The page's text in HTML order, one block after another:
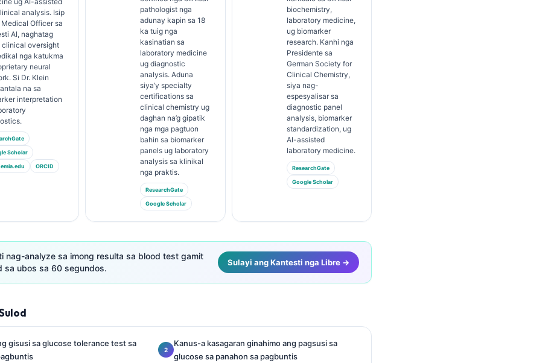
analysis. Isip
Officer sa
AI, naghatag
clinical oversight
nga katukma
neural
Si Dr. Klein
na sa
interpretation
Scholar
ORCID
pathologist nga
adunay kapin sa 18
ka tuig nga
kasinatian sa
laboratory medicine
ug diagnostic
analysis. Aduna
siya’y specialty
certifications sa
clinical chemistry ug
daghan na’g gipatik
nga mga pagtuon
bahin sa biomarker
panels ug laboratory
analysis sa klinikal
nga praktis.
ResearchGate
Google Scholar
biochemistry,
laboratory medicine,
ug biomarker
research. Kanhi nga
Presidente sa
German Society for
Clinical Chemistry,
siya nag-
espesyalisar sa
diagnostic panel
analysis, biomarker
standardization, ug
AI-assisted
laboratory medicine.
ResearchGate
Google Scholar
nag-analyze sa imong resulta sa blood test gamit
sa ubos sa 60 segundos.
Sulayi ang Kantesti nga Libre →
gisusi sa glucose tolerance test sa
Kanus-a kasagaran ginahimo ang pagsusi sa
glucose sa panahon sa pagbuntis